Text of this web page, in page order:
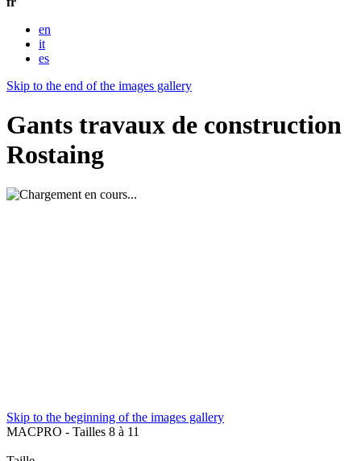
en
it
es
Skip to the end of the images gallery
Gants travaux de construction
Rostaing
Skip to the beginning of the images gallery
MACPRO - Tailles 8 à 11